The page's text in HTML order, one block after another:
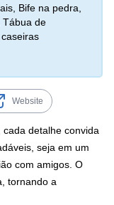
Bife na pedra,
Tábua de
Website
detalhe convida
seja em um
com amigos. O
tornando a